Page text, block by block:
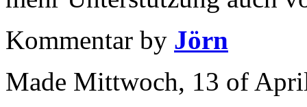
Kommentar by Jörn
Made Mittwoch, 13 of